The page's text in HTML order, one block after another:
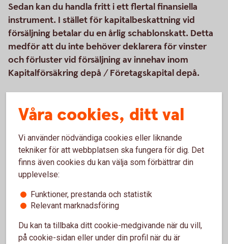
Sedan kan du handla fritt i ett flertal finansiella
instrument. I stället för kapitalbeskattning vid
försäljning betalar du en årlig schablonskatt. Detta
medför att du inte behöver deklarera för vinster
och förluster vid försäljning av innehav inom
Kapitalförsäkring depå / Företagskapital depå.
Så här fungerar Kapitalförsäkring depå /
Pris
Vanliga frågor och svar
Våra cookies, ditt val
Vi använder nödvändiga cookies eller liknande
tekniker för att webbplatsen ska fungera för dig. Det
finns även cookies du kan välja som förbättrar din
upplevelse:
Funktioner, prestanda och statistik
Relevant marknadsföring
Du kan ta tillbaka ditt cookie-medgivande när du vill,
på cookie-sidan eller under din profil när du är